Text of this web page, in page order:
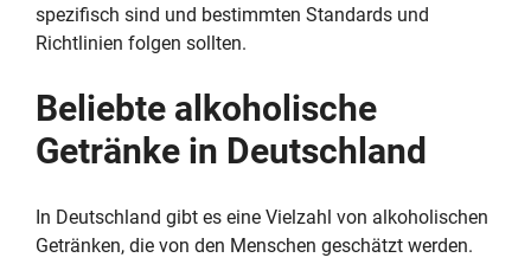
spezifisch sind und bestimmten Standards und
Richtlinien folgen sollten.
Beliebte alkoholische
Getränke in Deutschland
In Deutschland gibt es eine Vielzahl von alkoholischen
Getränken, die von den Menschen geschätzt werden.